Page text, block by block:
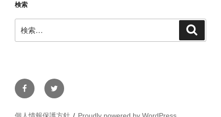
検索
索:
FacebookTwitter